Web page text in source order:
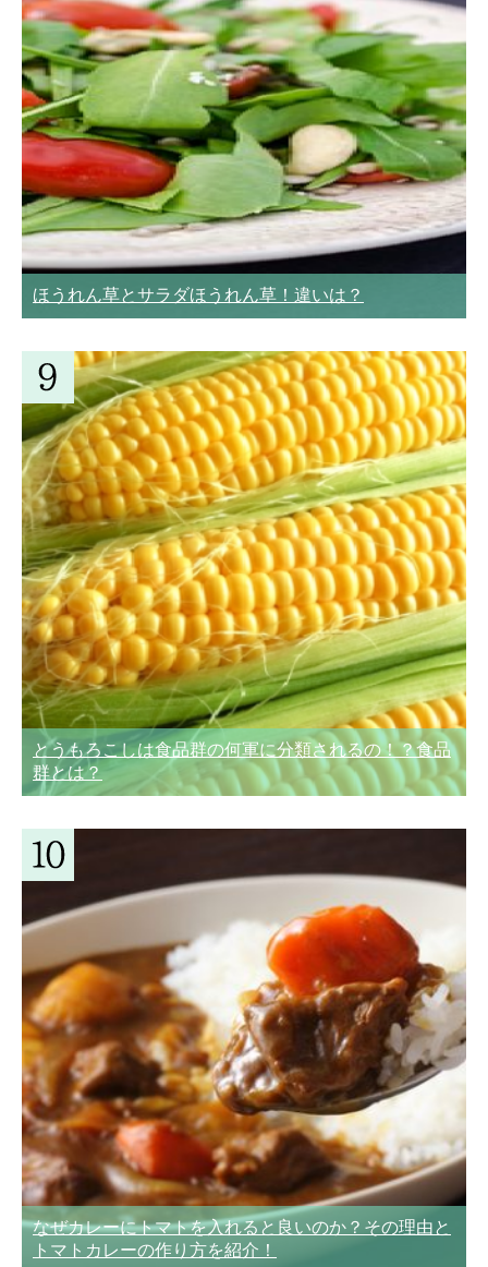
ほうれん草とサラダほうれん草！違いは？
とうもろこしは食品群の何軍に分類されるの！？食品
群とは？
なぜカレーにトマトを入れると良いのか？その理由と
トマトカレーの作り方を紹介！